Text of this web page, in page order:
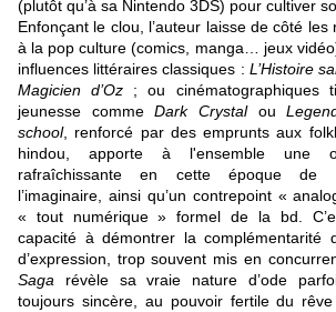
(plutôt qu’à sa Nintendo 3DS) pour cultiver
Enfonçant le clou, l’auteur laisse de côté
à la pop culture (comics, manga… jeux
influences littéraires classiques : L’Histoire
Magicien d’Oz ; ou cinématographiques
jeunesse commeDark Crystalou
school, renforcé par des emprunts aux
hindou, apporte à l'ensemble une
rafraîchissante en cette époque de
l’imaginaire, ainsi qu’un contrepoint «
« tout numérique » formel de la bd.
capacité à démontrer la complémentarité
d’expression, trop souvent mis en
Saga révèle sa vraie nature d’ode
toujours sincère, au pouvoir fertile du rêve